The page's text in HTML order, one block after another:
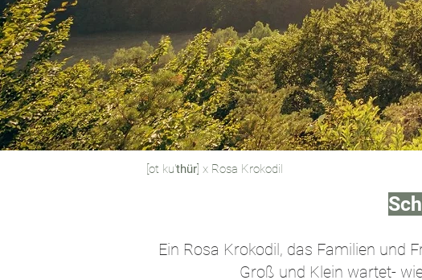
[ot ku'thür] x Rosa Krokodil
Ein Rosa Krokodil, das Familien und
Groß und Klein wartet-